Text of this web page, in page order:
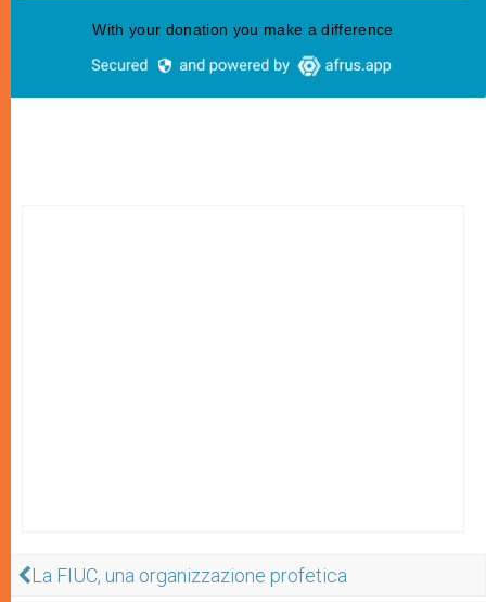
La FIUC, una organizzazione profetica